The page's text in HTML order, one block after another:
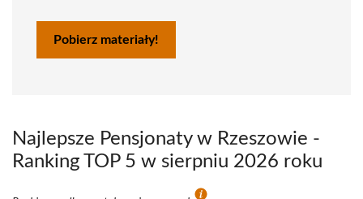
Pobierz materiały!
Najlepsze Pensjonaty w Rzeszowie -
Ranking TOP 5 w sierpniu 2026 roku